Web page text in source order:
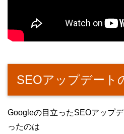
SEOアップデート
Googleの目立ったSEOアップ
ったのは